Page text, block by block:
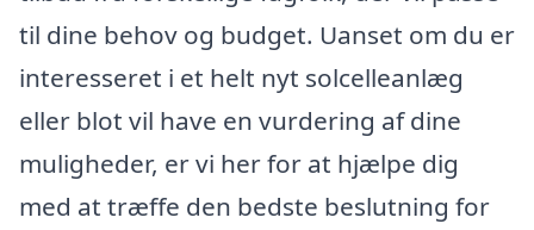
til dine behov og budget. Uanset om du er
interesseret i et helt nyt solcelleanlæg
eller blot vil have en vurdering af dine
muligheder, er vi her for at hjælpe dig
med at træffe den bedste beslutning for